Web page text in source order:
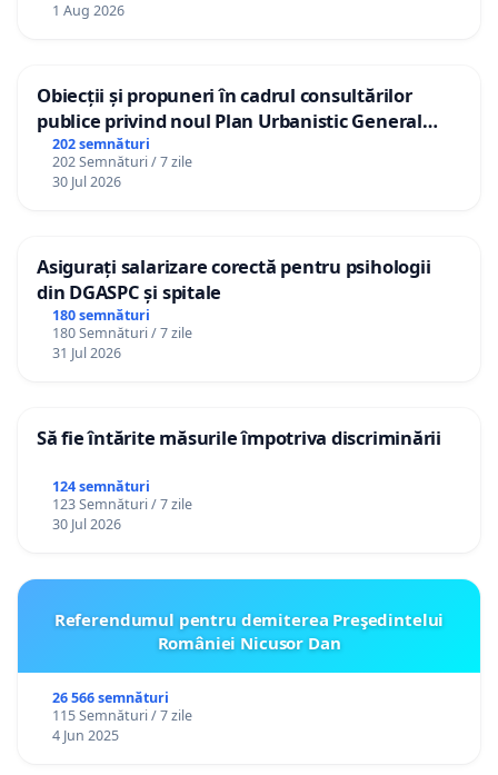
1 Aug 2026
Obiecții și propuneri în cadrul consultărilor
publice privind noul Plan Urbanistic General
(PUG) Ialoveni
202 semnături
202 Semnături / 7 zile
30 Jul 2026
Asigurați salarizare corectă pentru psihologii
din DGASPC și spitale
180 semnături
180 Semnături / 7 zile
31 Jul 2026
Să fie întărite măsurile împotriva discriminării
124 semnături
123 Semnături / 7 zile
30 Jul 2026
Referendumul pentru demiterea Preşedintelui
României Nicusor Dan
26 566 semnături
115 Semnături / 7 zile
4 Jun 2025